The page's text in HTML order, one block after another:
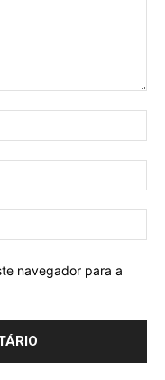
navegador para a